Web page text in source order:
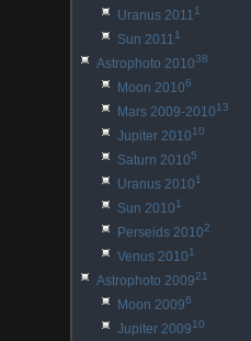
Uranus 20111
Sun 20111
Astrophoto 201038
Moon 20106
Mars 2009-201013
Jupiter 201010
Saturn 20105
Uranus 20101
Sun 20101
Perseids 20102
Venus 20101
Astrophoto 200921
Moon 20096
Jupiter 200910